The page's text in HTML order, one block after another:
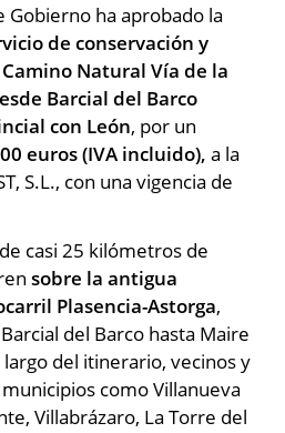
Gobierno ha aprobado la
de conservación y
Natural Vía de la
Barcial del Barco
con León, por un
euros (IVA incluido), a la
S.L., con una vigencia de
casi 25 kilómetros de
sobre la antigua
Plasencia-Astorga,
del Barco hasta Maire
del itinerario, vecinos y
como Villanueva
Villabrázaro, La Torre del